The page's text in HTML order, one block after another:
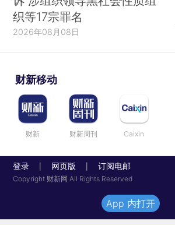
织等17宗罪名
2026年08月08日
财新移动
财新 财新周刊 Caixin
登录 网页版 订阅电邮
Copyright 财新网 All Rights Reserved
App 内打开